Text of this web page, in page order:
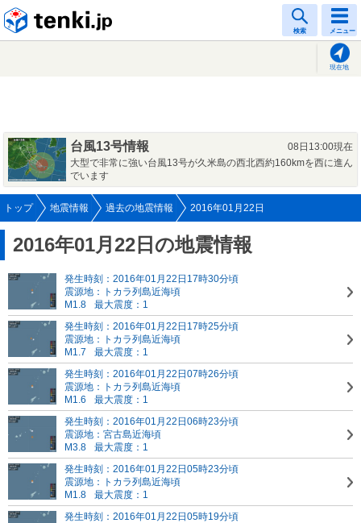
検索 メニュー
現在地
台風13号情報
08日13:00現在
大型で非常に強い台風13号が久米島の西北西約160kmを西に進ん
でいます
トップ 地震情報 過去の地震情報 2016年01月22日
2016年01月22日の地震情報
発生時刻：2016年01月22日17時30分頃
震源地：トカラ列島近海頃
M1.8
最大震度：1
発生時刻：2016年01月22日17時25分頃
震源地：トカラ列島近海頃
M1.7
最大震度：1
発生時刻：2016年01月22日07時26分頃
震源地：トカラ列島近海頃
M1.6
最大震度：1
発生時刻：2016年01月22日06時23分頃
震源地：宮古島近海頃
M3.8
最大震度：1
発生時刻：2016年01月22日05時23分頃
震源地：トカラ列島近海頃
M1.8
最大震度：1
発生時刻：2016年01月22日05時19分頃